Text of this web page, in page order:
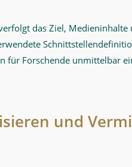
das Ziel,
für Forschende unmittelbar
und